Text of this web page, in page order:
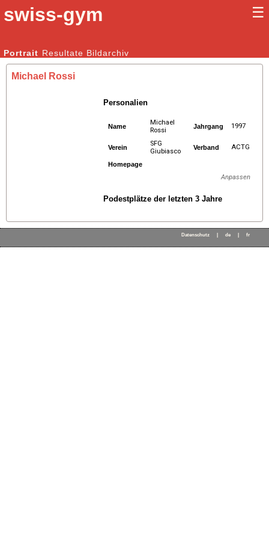
swiss-gym ☰
Kunstturnen Männer | Kunstturnen Frauen
Portrait Resultate Bildarchiv
Michael Rossi
Personalien
Name
Michael
Rossi
Jahrgang 1997
Verein
SFG
Giubiasco
Verband ACTG
Homepage
Anpassen
Podestplätze der letzten 3 Jahre
Datenschutz de fr